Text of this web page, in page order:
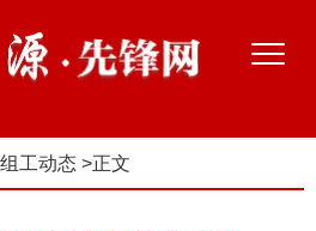
组工动态 >正文